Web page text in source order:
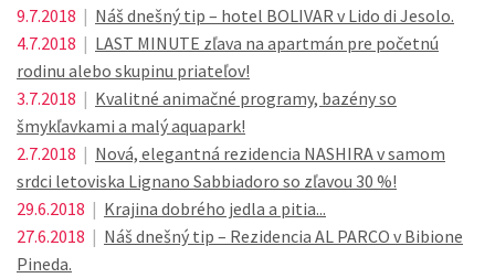
9.7.2018 | Náš dnešný tip – hotel BOLIVAR v Lido di Jesolo.
4.7.2018 | LAST MINUTE zľava na apartmán pre početnú
rodinu alebo skupinu priateľov!
3.7.2018 | Kvalitné animačné programy, bazény so
šmykľavkami a malý aquapark!
2.7.2018 | Nová, elegantná rezidencia NASHIRA v samom
srdci letoviska Lignano Sabbiadoro so zľavou 30 %!
29.6.2018 | Krajina dobrého jedla a pitia...
27.6.2018 | Náš dnešný tip – Rezidencia AL PARCO v Bibione
Pineda.